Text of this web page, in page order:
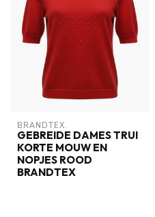
BRANDTEX.
GEBREIDE DAMES TRUI
KORTE MOUW EN
NOPJES ROOD
BRANDTEX